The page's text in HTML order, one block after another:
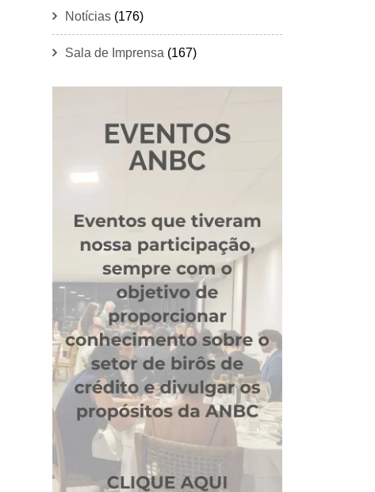
Notícias (176)
Sala de Imprensa (167)